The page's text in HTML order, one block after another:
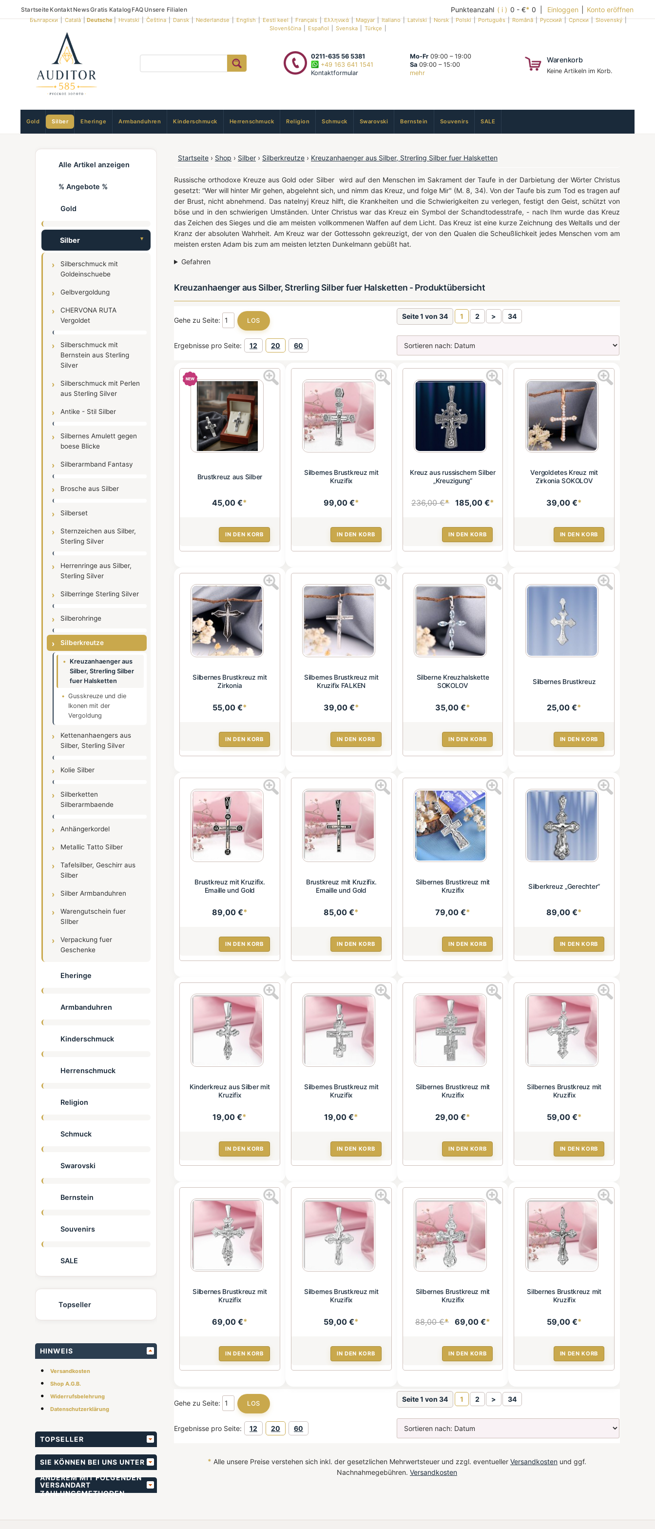
Startseite Kontakt NewsGratis Katalog FAQ Unsere Filialen Punkteanzahl ( i ) 0 - €* 0 | Einloggen Konto eröffnen
Български|Català|Deutsche|Hrvatski|Čeština|Dansk|Nederlandse|English|Eesti keel|Français|Ελληνικά|Magyar|Italiano|Latviski|Norsk|Polski|Português|Română|Русский|Српски|Slovenský|
Slovenščina
Español Svenska Türkçe
0211-635 56 5381
+49 163 641 1541
Kontaktformular
Mo-Fr09:00 – 19:00
Sa09:00 – 15:00
mehr
Warenkorb
Keine Artikeln im Korb.
Gold Silber Eheringe Armbanduhren Kinderschmuck Herrenschmuck Religion Schmuck Swarovski Bernstein Souvenirs SALE
Alle Artikel anzeigen
% Angebote %
Gold
Silber
Silberschmuck mit
Goldeinschuebe
Gelbvergoldung
CHERVONA RUTA
Vergoldet
Silberschmuck mit
Bernstein aus Sterling
Silver
Silberschmuck mit Perlen
aus Sterling Silver
Antike - Stil Silber
Silbernes Amulett gegen
boese Blicke
Silberarmband Fantasy
Brosche aus Silber
Silberset
Sternzeichen aus Silber,
Sterling Silver
Herrenringe aus Silber,
Sterling Silver
Silberringe Sterling Silver
Silberohringe
Silberkreutze
Kreuzanhaenger aus
Silber, Strerling Silber
fuer Halsketten
Gusskreuze und die
Ikonen mit der
Vergoldung
Kettenanhaengers aus
Silber, Sterling Silver
Kolie Silber
Silberketten
Silberarmbaende
Anhängerkordel
Metallic Tatto Silber
Tafelsilber, Geschirr aus
Silber
Silber Armbanduhren
Warengutschein fuer
SIlber
Verpackung fuer
Geschenke
Eheringe
Armbanduhren
Kinderschmuck
Herrenschmuck
Religion
Schmuck
Swarovski
Bernstein
Souvenirs
SALE
Topseller
HINWEIS
• Versandkosten
• Shop A.G.B.
• Widerrufsbelehrung
• Datenschutzerklärung
TOPSELLER
SIE KÖNNEN BEI UNS UNTER
ANDEREM MIT FOLGENDEN
ZAHLUNGSMETHODEN
VERSANDART
Startseite › Shop › Silber › Silberkreutze › Kreuzanhaenger aus Silber, Strerling Silber fuer Halsketten
Russische orthodoxe Kreuze aus Gold oder Silber wird auf den Menschen im Sakrament der Taufe in der Darbietung der Wörter Christus
gesetzt: “Wer will hinter Mir gehen, abgelehnt sich, und nimm das Kreuz, und folge Mir" (M. 8, 34). Von der Taufe bis zum Tod es tragen auf
der Brust, nicht abnehmend. Das natelnyj Kreuz hilft, die Krankheiten und die Schwierigkeiten zu verlegen, festigt den Geist, schützt von
böse und in den schwierigen Umständen. Unter Christus war das Kreuz ein Symbol der Schandtodesstrafe, - nach Ihm wurde das Kreuz
das Zeichen des Sieges und die am meisten vollkommenen Waffen auf dem Licht. Das Kreuz ist eine kurze Zeichnung des Weltalls und der
Kranz der absoluten Wahrheit. Am Kreuz war der Gottessohn gekreuzigt, der von den Qualen die Scheußlichkeit jedes Menschen vom am
meisten ersten Adam bis zum am meisten letzten Dunkelmann gebüßt hat.
Gefahren
Kreuzanhaenger aus Silber, Strerling Silber fuer Halsketten - Produktübersicht
Gehe zu Seite: Seite 1 von 34 1 2 > 34
Ergebnisse pro Seite: 12 20 60
Brustkreuz aus Silber
45,00 €*
IN DEN KORB
Silbernes Brustkreuz mit
Kruzifix
99,00 €*
IN DEN KORB
Kreuz aus russischem Silber
„Kreuzigung“
236,00 €* 185,00 €*
IN DEN KORB
Vergoldetes Kreuz mit
Zirkonia SOKOLOV
39,00 €*
IN DEN KORB
Silbernes Brustkreuz mit
Zirkonia
55,00 €*
IN DEN KORB
Silbernes Brustkreuz mit
Kruzifix FALKEN
39,00 €*
IN DEN KORB
Silberne Kreuzhalskette
SOKOLOV
35,00 €*
IN DEN KORB
Silbernes Brustkreuz
25,00 €*
IN DEN KORB
Brustkreuz mit Kruzifix.
Emaille und Gold
89,00 €*
IN DEN KORB
Brustkreuz mit Kruzifix.
Emaille und Gold
85,00 €*
IN DEN KORB
Silbernes Brustkreuz mit
Kruzifix
79,00 €*
IN DEN KORB
Silberkreuz „Gerechter“
89,00 €*
IN DEN KORB
Kinderkreuz aus Silber mit
Kruzifix
19,00 €*
IN DEN KORB
Silbernes Brustkreuz mit
Kruzifix
19,00 €*
IN DEN KORB
Silbernes Brustkreuz mit
Kruzifix
29,00 €*
IN DEN KORB
Silbernes Brustkreuz mit
Kruzifix
59,00 €*
IN DEN KORB
Silbernes Brustkreuz mit
Kruzifix
69,00 €*
IN DEN KORB
Silbernes Brustkreuz mit
Kruzifix
59,00 €*
IN DEN KORB
Silbernes Brustkreuz mit
Kruzifix
88,00 €* 69,00 €*
IN DEN KORB
Silbernes Brustkreuz mit
Kruzifix
59,00 €*
IN DEN KORB
Gehe zu Seite: Seite 1 von 34 1 2 > 34
Ergebnisse pro Seite: 12 20 60
* Alle unsere Preise verstehen sich inkl. der gesetzlichen Mehrwertsteuer und zzgl. eventueller Versandkosten und ggf.
Nachnahmegebühren. Versandkosten